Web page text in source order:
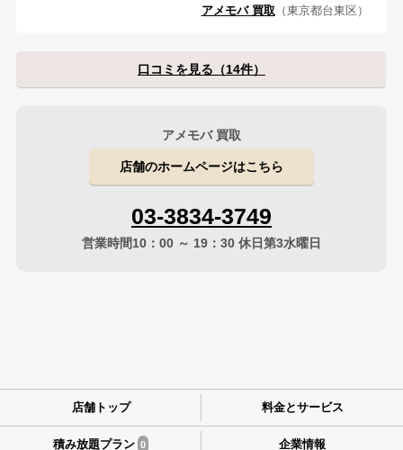
アメモバ 買取 （東京都台東区）
口コミを見る（14件）
アメモバ 買取
店舗のホームページはこちら
03-3834-3749
営業時間10：00 ～ 19：30 休日第3水曜日
店舗トップ 料金とサービス
積み放題プラン 0 企業情報